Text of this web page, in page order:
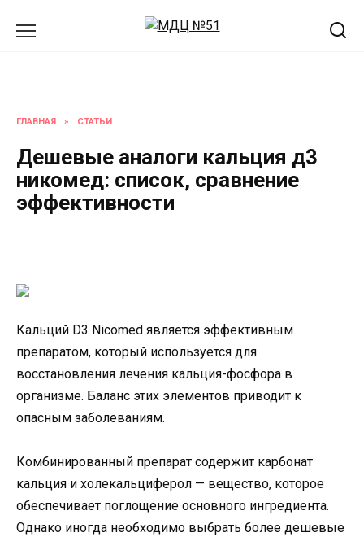
ГЛАВНАЯ » СТАТЬИ
Дешевые аналоги кальция д3
никомед: список, сравнение
эффективности
Кальций D3 Nicomed является эффективным
препаратом, который используется для
восстановления лечения кальция-фосфора в
организме. Баланс этих элементов приводит к
опасным заболеваниям.
Комбинированный препарат содержит карбонат
кальция и холекальциферол — вещество, которое
обеспечивает поглощение основного ингредиента.
Однако иногда необходимо выбрать более дешевые